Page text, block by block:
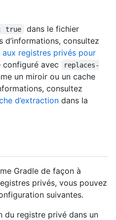
true dans le fichier
d’informations, consultez
aux registres privés pour
configuré avec
replaces-
un miroir ou un cache
consultez
d’extraction dans la
Gradle de façon à
privés, vous pouvez
suivantes.
du registre privé dans un